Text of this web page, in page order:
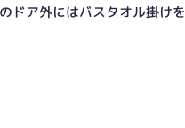
ドア外にはバスタオル掛けを